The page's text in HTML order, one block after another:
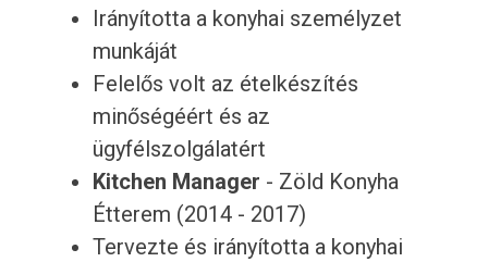
Irányította a konyhai személyzet
munkáját
Felelős volt az ételkészítés
minőségéért és az
ügyfélszolgálatért
Kitchen Manager - Zöld Konyha
Étterem (2014 - 2017)
Tervezte és irányította a konyhai